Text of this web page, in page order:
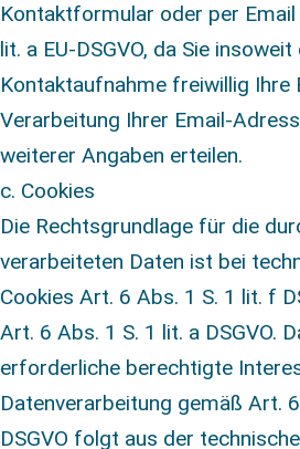
Kontaktformular oder per
lit. a EU-DSGVO, da Sie
Kontaktaufnahme freiwillig Ihre
Verarbeitung Ihrer Email-
weiterer Angaben erteilen.
c. Cookies
Die Rechtsgrundlage für die
verarbeiteten Daten ist bei
Cookies Art. 6 Abs. 1 S. 1 lit. f
Art. 6 Abs. 1 S. 1 lit. a DSGVO.
erforderliche berechtigte
Datenverarbeitung gemäß Art.
DSGVO folgt aus der